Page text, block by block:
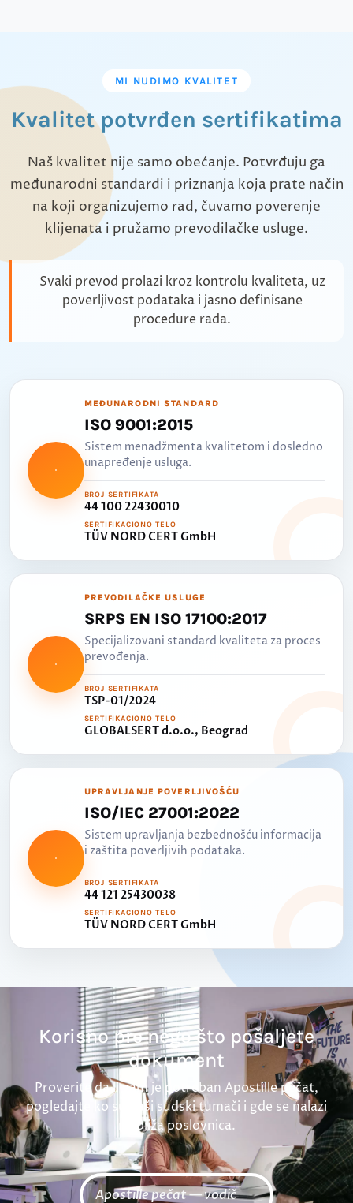
MI NUDIMO KVALITET
Kvalitet potvrđen sertifikatima
Naš kvalitet nije samo obećanje. Potvrđuju ga
međunarodni standardi i priznanja koja prate način
na koji organizujemo rad, čuvamo poverenje
klijenata i pružamo prevodilačke usluge.
Svaki prevod prolazi kroz kontrolu kvaliteta, uz
poverljivost podataka i jasno definisane
procedure rada.
MEĐUNARODNI STANDARD
ISO 9001:2015
Sistem menadžmenta kvalitetom i dosledno
unapređenje usluga.
BROJ SERTIFIKATA
44 100 22430010
SERTIFIKACIONO TELO
TÜV NORD CERT GmbH
PREVODILAČKE USLUGE
SRPS EN ISO 17100:2017
Specijalizovani standard kvaliteta za proces
prevođenja.
BROJ SERTIFIKATA
TSP-01/2024
SERTIFIKACIONO TELO
GLOBALSERT d.o.o., Beograd
UPRAVLJANJE POVERLJIVOŠĆU
ISO/IEC 27001:2022
Sistem upravljanja bezbednošću informacija
i zaštita poverljivih podataka.
BROJ SERTIFIKATA
44 121 25430038
SERTIFIKACIONO TELO
TÜV NORD CERT GmbH
Korisno pre nego što pošaljete
dokument
Proverite da li vam je potreban Apostille pečat,
pogledajte ko su naši sudski tumači i gde se nalazi
najbliža poslovnica.
Apostille pečat — vodič